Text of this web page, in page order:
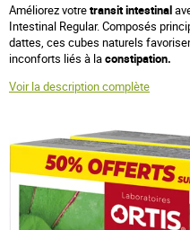
Améliorez votretransit intestinal
Intestinal Regular. Composés
dattes, ces cubes naturels
inconforts liés à laconstipation.
Voir la description complète